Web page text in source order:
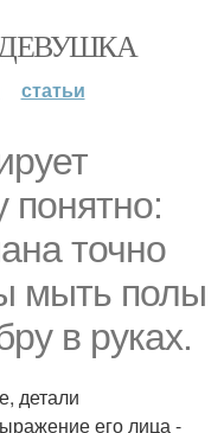
статьи
понятно:
точно
мыть полы
в руках.
детали
его лица -